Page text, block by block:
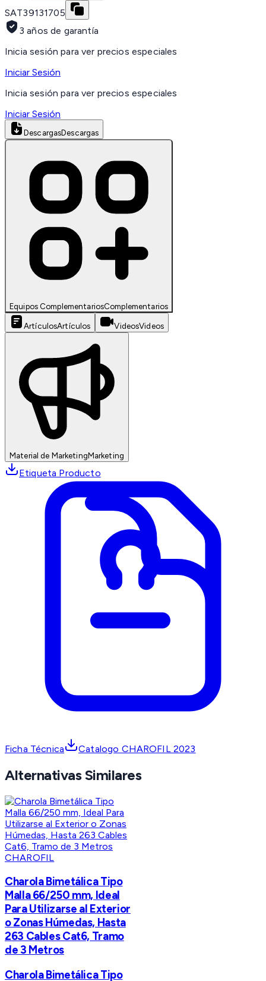
SAT39131705
3 años de garantía
Inicia sesión para ver precios especiales
Iniciar Sesión
Inicia sesión para ver precios especiales
Iniciar Sesión
DescargasDescargas
Equipos ComplementariosComplementarios
ArtículosArtículos VideosVideos
Material de MarketingMarketing
Etiqueta Producto
Ficha Técnica Catalogo CHAROFIL 2023
Alternativas Similares
CHAROFIL
Charola Bimetálica Tipo
Malla 66/250 mm, Ideal
Para Utilizarse al Exterior
o Zonas Húmedas, Hasta
263 Cables Cat6, Tramo
de 3 Metros
Charola Bimetálica Tipo